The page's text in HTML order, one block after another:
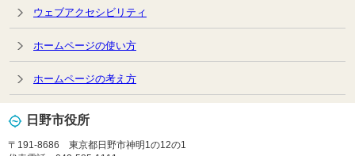
ウェブアクセシビリティ
ホームページの使い方
ホームページの考え方
日野市役所
〒191-8686 東京都日野市神明1の12の1